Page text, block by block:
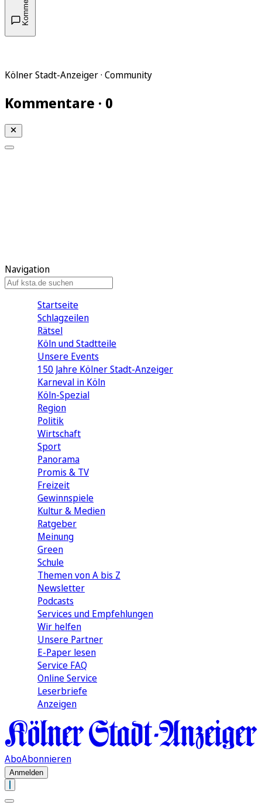
Kölner Stadt-Anzeiger · Community
Kommentare · 0
Navigation
Startseite
Schlagzeilen
Rätsel
Köln und Stadtteile
Unsere Events
150 Jahre Kölner Stadt-Anzeiger
Karneval in Köln
Köln-Spezial
Region
Politik
Wirtschaft
Sport
Panorama
Promis & TV
Freizeit
Gewinnspiele
Kultur & Medien
Ratgeber
Meinung
Green
Schule
Themen von A bis Z
Newsletter
Podcasts
Services und Empfehlungen
Wir helfen
Unsere Partner
E-Paper lesen
Service FAQ
Online Service
Leserbriefe
Anzeigen
AboAbonnieren
Anmelden